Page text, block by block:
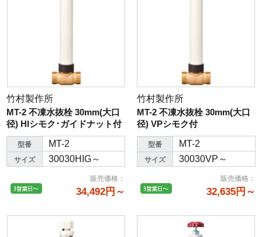
竹村製作所
MT-2 不凍水抜栓 30mm(大口
径) HIシモク･ガイドナット付
型番 MT-2
サイズ 30030HIG～
販売価格 ：
34,492円～
竹村製作所
MT-2 不凍水抜栓 30mm(大口
径) VPシモク付
型番 MT-2
サイズ 30030VP～
販売価格 ：
32,635円～